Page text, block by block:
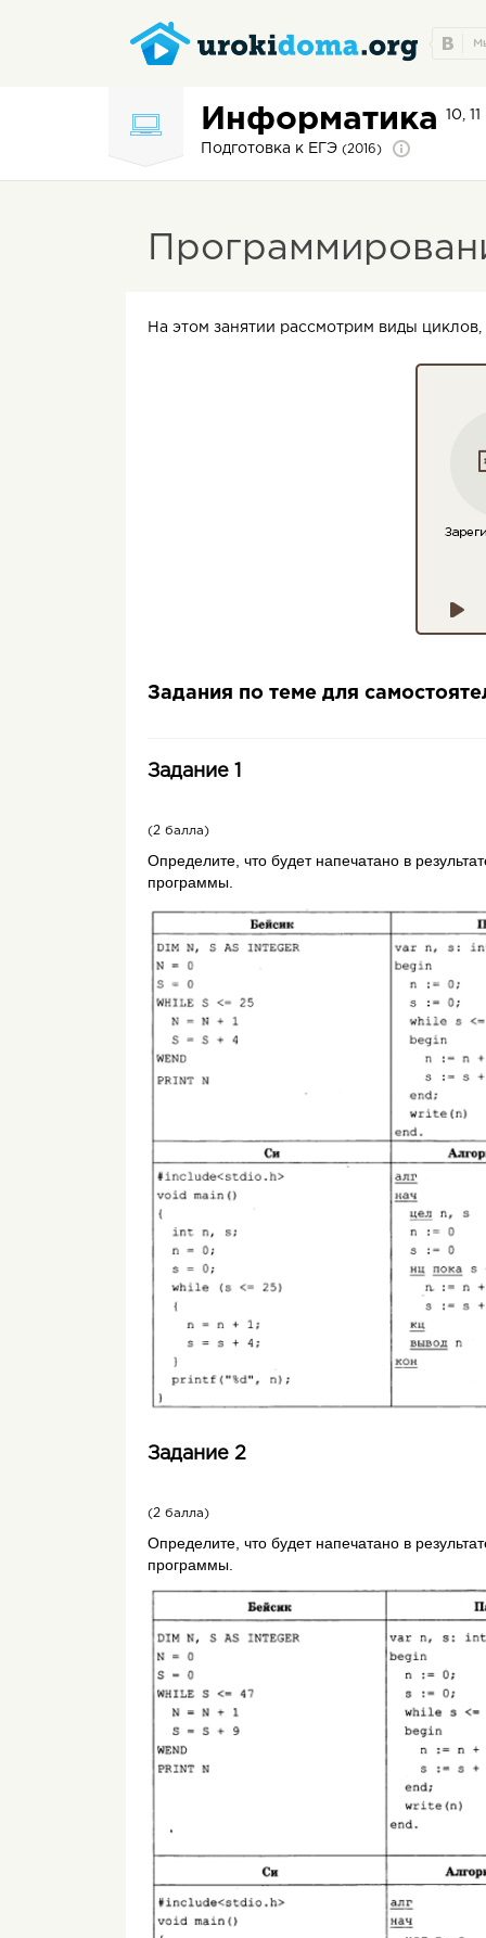
Информатика 10,
Подготовка к ЕГЭ (2016)
На этом занятии рассмотрим виды
Задания по теме для
Задание 1
(2 балла)
Определите, что будет напечатано в
программы.
Задание 2
(2 балла)
Определите, что будет напечатано в
программы.